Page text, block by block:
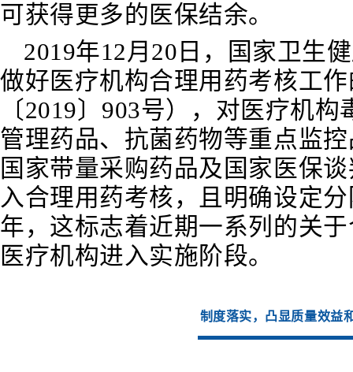
可获得更多的医保结余。
2019年12月20日，国家卫生
做好医疗机构合理用药考核工
〔2019〕903号），对医疗机
管理药品、抗菌药物等重点监
国家带量采购药品及国家医保
入合理用药考核，且明确设定
年，这标志着近期一系列的关
医疗机构进入实施阶段。
制度落实，凸显质量效益